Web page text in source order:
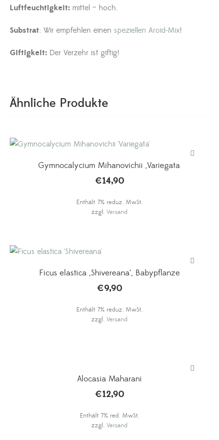
Luftfeuchtigkeit: mittel – hoch.
Substrat: Wir empfehlen einen speziellen Aroid-Mix!
Giftigkeit: Der Verzehr ist giftig!
Ähnliche Produkte
Gymnocalycium Mihanovichii ‚Variegata‘
€14,90
Enthält 7% reduz. MwSt.
zzgl. Versand
Ficus elastica ‚Shivereana‘, Babypflanze
€9,90
Enthält 7% reduz. MwSt.
zzgl. Versand
Alocasia Maharani
€12,90
Enthält 7% red. MwSt.
zzgl. Versand